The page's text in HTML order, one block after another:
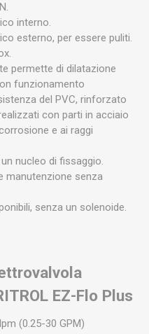
interno.
esterno, per essere puliti.
permette di dilatazione
funzionamento
del PVC, rinforzato
con parti in acciaio
e ai raggi
nucleo di fissaggio.
manutenzione senza
senza un solenoide.
EZ-Flo Plus
(0.25-30 GPM)